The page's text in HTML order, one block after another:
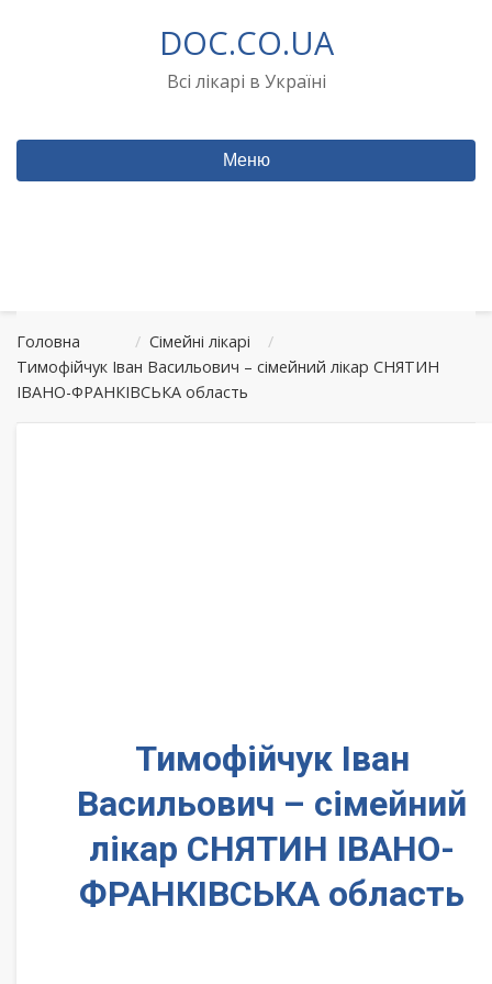
DOC.CO.UA
Всі лікарі в Україні
Меню
Головна / Сімейні лікарі
/
Тимофійчук Іван Васильович – сімейний лікар СНЯТИН
ІВАНО-ФРАНКІВСЬКА область
Тимофійчук Іван
Васильович – сімейний
лікар СНЯТИН ІВАНО-
ФРАНКІВСЬКА область